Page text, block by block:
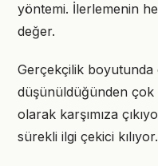
yöntemi. İlerlemenin
değer.
Gerçekçilik boyutunda
düşünüldüğünden çok
olarak karşımıza
sürekli ilgi çekici kılıyor.